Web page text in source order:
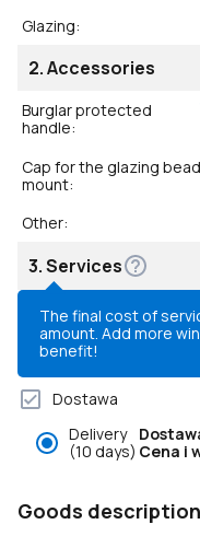
Glazing:
2.Accessories
Burglar protected
handle:
Cap for the glazing bead
mount:
Other:
3.Services
The final cost of
amount. Add more
benefit!
Dostawa
Delivery
(10 days) Cena i
Goods description